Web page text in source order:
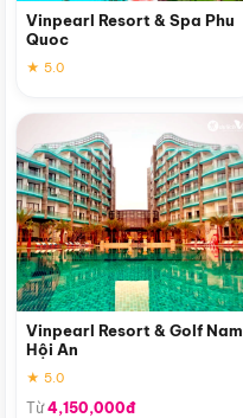
Vinpearl Resort & Spa Phu
Quoc
★ 5.0
Vinpearl Resort & Golf Nam
Hội An
★ 5.0
Từ4,150,000đ